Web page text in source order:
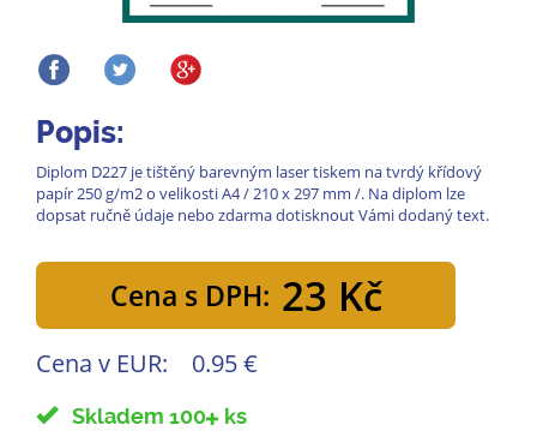
Popis:
Diplom D227 je tištěný barevným laser tiskem na tvrdý křídový
papír 250 g/m2 o velikosti A4 / 210 x 297 mm /. Na diplom lze
dopsat ručně údaje nebo zdarma dotisknout Vámi dodaný text.
Cena s DPH: 23 Kč
Cena v EUR: 0.95 €
Skladem 100 ks